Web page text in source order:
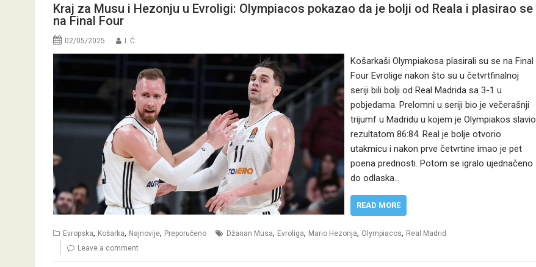
Kraj za Musu i Hezonju u Evroligi: Olympiacos pokazao da je bolji od Reala i plasirao se
na Final Four
02/05/2025 I. Ć.
Košarkaši Olympiakosa plasirali su se na Final
Four Evrolige nakon što su u četvrtfinalnoj
seriji bili bolji od Real Madrida sa 3-1 u
pobjedama. Prelomni u seriji bio je večerašnji
trijumf u Madridu u kojem je Olympiakos slavio
rezultatom 86:84. Real je bolje otvorio
utakmicu i nakon prve četvrtine imao je pet
poena prednosti. Potom se igralo ujednačeno
do odlaska…
READ MORE
Evropska, Košarka, Najnovije, Preporučeno Džanan Musa, Evroliga, Mario Hezonja, Olympiacos, Real Madrid
Leave a comment